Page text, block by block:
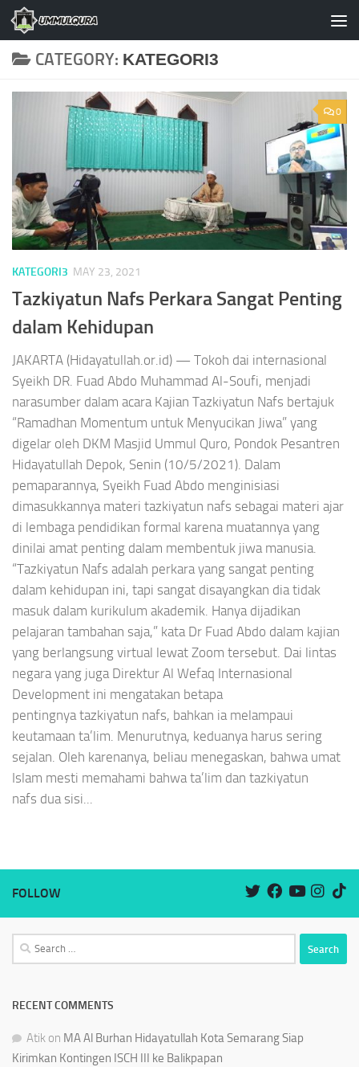
Skip to content
CATEGORY: KATEGORI3
0
KATEGORI3 MAY 23, 2021
Tazkiyatun Nafs Perkara Sangat Penting
dalam Kehidupan
JAKARTA (Hidayatullah.or.id) — Tokoh dai internasional
Syeikh DR. Fuad Abdo Muhammad Al-Soufi, menjadi
narasumber dalam acara Kajian Tazkiyatun Nafs bertajuk
“Ramadhan Momentum untuk Menyucikan Jiwa” yang
digelar oleh DKM Masjid Ummul Quro, Pondok Pesantren
Hidayatullah Depok, Senin (10/5/2021). Dalam
pemaparannya, Syeikh Fuad Abdo menginisiasi
dimasukkannya materi tazkiyatun nafs sebagai materi ajar
di lembaga pendidikan formal karena muatannya yang
dinilai amat penting dalam membentuk jiwa manusia.
“Tazkiyatun Nafs adalah perkara yang sangat penting
dalam kehidupan ini, tapi sangat disayangkan dia tidak
masuk dalam kurikulum akademik. Hanya dijadikan
pelajaran tambahan saja,” kata Dr Fuad Abdo dalam kajian
yang berlangsung virtual lewat Zoom tersebut. Dai lintas
negara yang juga Direktur Al Wefaq Internasional
Development ini mengatakan betapa
pentingnya tazkiyatun nafs, bahkan ia melampaui
keutamaan ta’lim. Menurutnya, keduanya harus sering
sejalan. Oleh karenanya, beliau menegaskan, bahwa umat
Islam mesti memahami bahwa ta’lim dan tazkiyatun
nafs dua sisi...
FOLLOW
Search
for:
RECENT COMMENTS
Atik on MA Al Burhan Hidayatullah Kota Semarang Siap
Kirimkan Kontingen ISCH III ke Balikpapan